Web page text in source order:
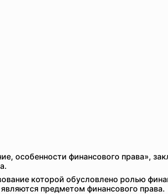
особенности финансового права»,
которой обусловлено ролью
предметом финансового права.